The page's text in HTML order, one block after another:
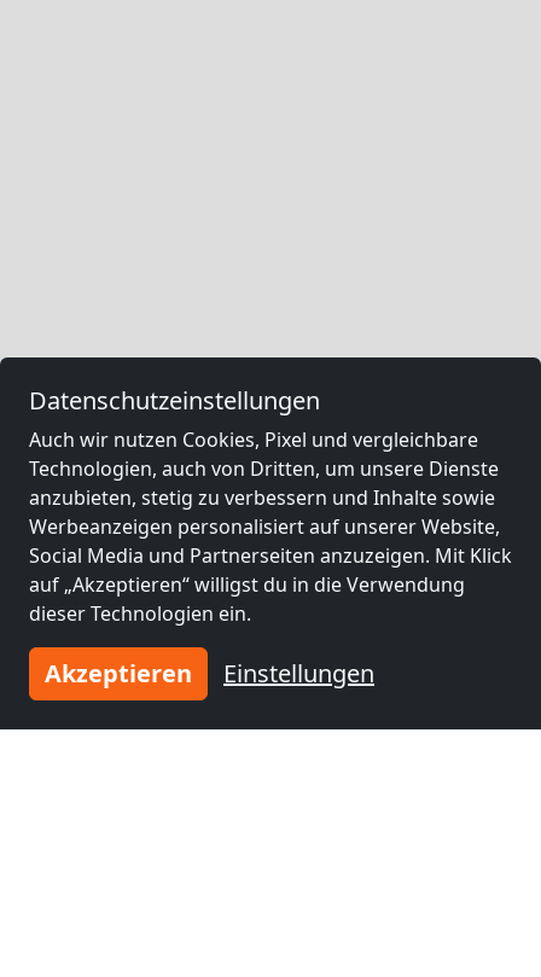
Datenschutzeinstellungen
Auch wir nutzen Cookies, Pixel und vergleichbare
Technologien, auch von Dritten, um unsere Dienste
anzubieten, stetig zu verbessern und Inhalte sowie
Werbeanzeigen personalisiert auf unserer Website,
Social Media und Partnerseiten anzuzeigen. Mit Klick
auf „Akzeptieren“ willigst du in die Verwendung
dieser Technologien ein.
Akzeptieren Einstellungen